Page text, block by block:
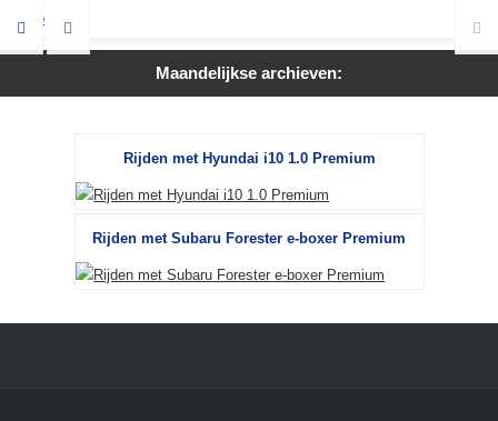
Maandelijkse archieven:
Rijden met Hyundai i10 1.0 Premium
Rijden met Subaru Forester e-boxer Premium